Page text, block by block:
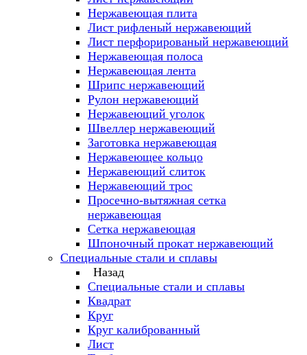
Нержавеющая плита
Лист рифленый нержавеющий
Лист перфорированый нержавеющий
Нержавеющая полоса
Нержавеющая лента
Шрипс нержавеющий
Рулон нержавеющий
Нержавеющий уголок
Швеллер нержавеющий
Заготовка нержавеющая
Нержавеющее кольцо
Нержавеющий слиток
Нержавеющий трос
Просечно-вытяжная сетка
нержавеющая
Сетка нержавеющая
Шпоночный прокат нержавеющий
Специальные стали и сплавы
Назад
Специальные стали и сплавы
Квадрат
Круг
Круг калиброванный
Лист